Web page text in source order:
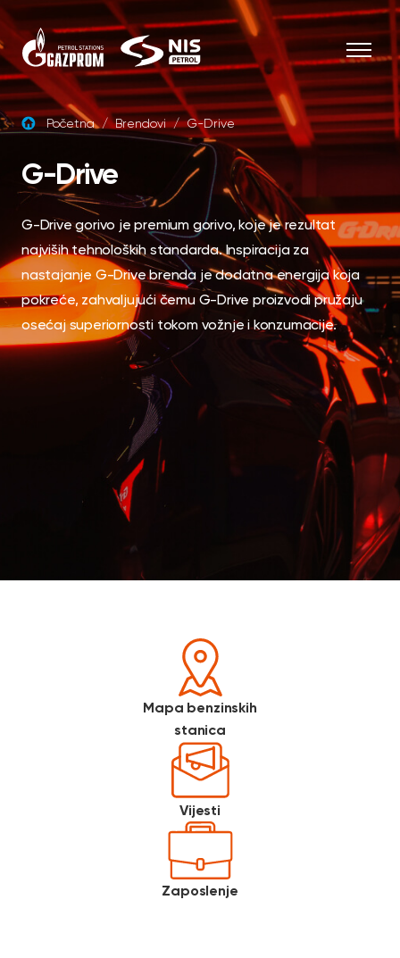
Skip to content
Početna / Brendovi / G-Drive
G-Drive
G-Drive gorivo je premium gorivo, koje je rezultat
najviših tehnoloških standarda. Inspiracija za
nastajanje G-Drive brenda je dodatna energija koja
pokreće, zahvaljujući čemu G-Drive proizvodi pružaju
osećaj superiornosti tokom vožnje i konzumacije.
Mapa benzinskih
stanica
Vijesti
Zaposlenje